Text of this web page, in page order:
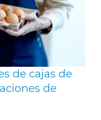
de cajas de
de